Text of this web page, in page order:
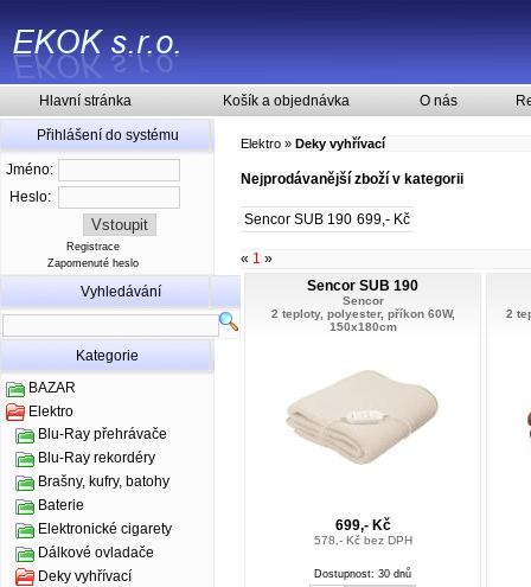
Hlavní stránka Košík a objednávka O nás
Přihlášení do systému
Jméno:
Heslo:
Registrace
Zapomenuté heslo
Vyhledávání
Kategorie
BAZAR
Elektro
Blu-Ray přehrávače
Blu-Ray rekordéry
Brašny, kufry, batohy
Baterie
Elektronické cigarety
Dálkové ovladače
Deky vyhřívací
Elektro » Deky vyhřívací
Nejprodávanější zboží v kategorii
Sencor SUB 190 699,- Kč
« 1 »
Sencor SUB 190
Sencor
2 teploty, polyester, příkon 60W,
150x180cm
699,- Kč
578,- Kč bez DPH
Dostupnost: 30 dnů
2